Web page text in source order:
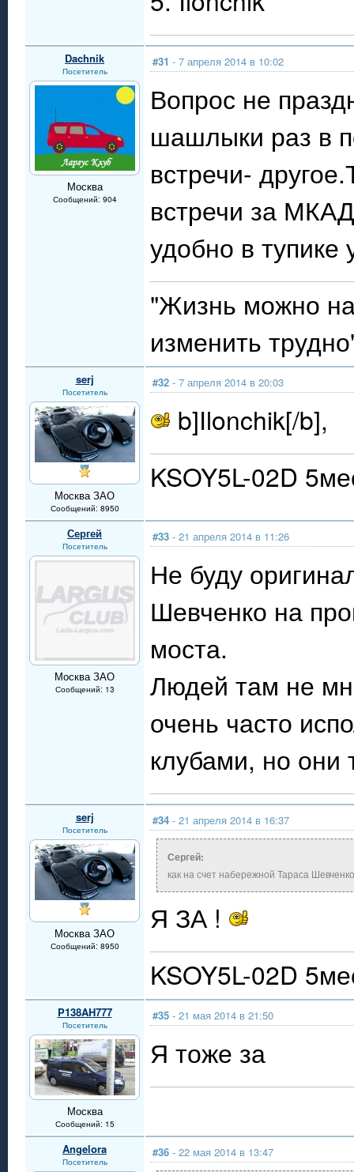
Dachnik
Посетитель
Москва
Сообщений: 904
#31 - 7 апреля 2014 в 10:02
Вопрос не
шашлыки раз в
встречи-
встречи за
удобно в тупике
"Жизнь можно
изменить
serj
Посетитель
Москва ЗАО
Сообщений: 8950
#32 - 7 апреля 2014 в 20:03
b]Ilonchik[/b],
KSOY5L-02D
Сергей
Посетитель
Москва ЗАО
Сообщений: 13
#33 - 21 апреля 2014 в 11:26
Не буду
Шевченко на
моста.
Людей там не
очень часто
клубами, но они
serj
Посетитель
Москва ЗАО
Сообщений: 8950
#34 - 21 апреля 2014 в 16:37
Сергей:
как на счет набережной Тараса
Я ЗА !
KSOY5L-02D
P138AH777
Посетитель
Москва
Сообщений: 15
#35 - 21 мая 2014 в 21:50
Я тоже за
Angelora
Посетитель
#36 - 22 мая 2014 в 13:47